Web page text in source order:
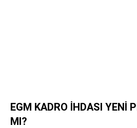
EGM KADRO İHDASI YENİ
MI?